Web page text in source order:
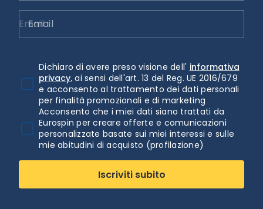
Email
Dichiaro di avere preso visione dell' informativa
privacy. ai sensi dell'art. 13 del Reg. UE 2016/679
e acconsento al trattamento dei dati personali
per finalità promozionali e di marketing
Acconsento che i miei dati siano trattati da
Eurospin per creare offerte e comunicazioni
personalizzate basate sui miei interessi e sulle
mie abitudini di acquisto (profilazione)
Iscriviti subito